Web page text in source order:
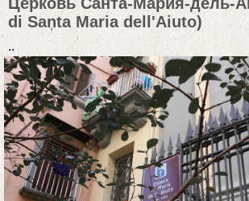
di Santa Maria dell'Aiuto)
..